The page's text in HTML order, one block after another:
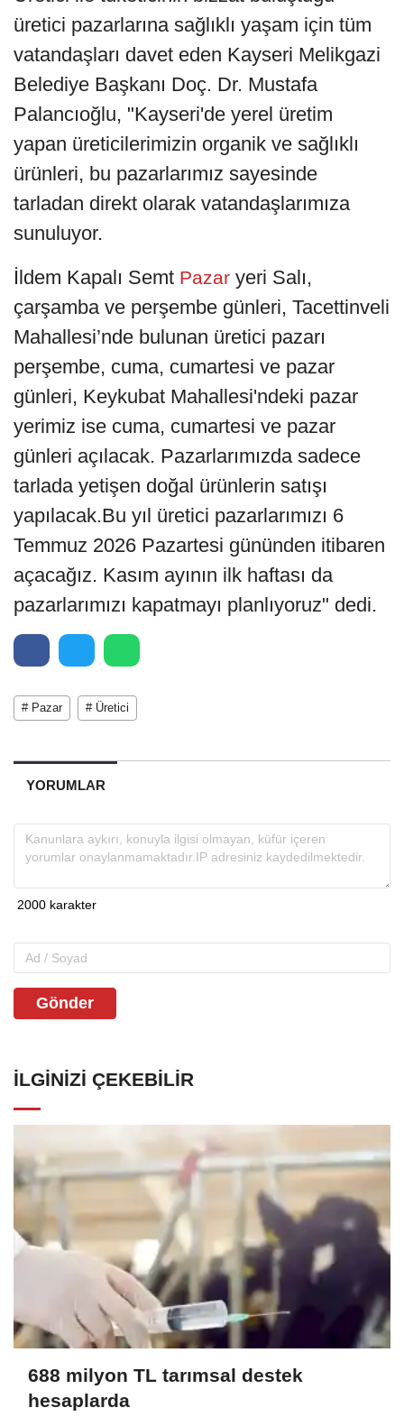
üretici pazarlarına sağlıklı yaşam için tüm
vatandaşları davet eden Kayseri Melikgazi
Belediye Başkanı Doç. Dr. Mustafa
Palancıoğlu, "Kayseri'de yerel üretim
yapan üreticilerimizin organik ve sağlıklı
ürünleri, bu pazarlarımız sayesinde
tarladan direkt olarak vatandaşlarımıza
sunuluyor.
İldem Kapalı Semt Pazar yeri Salı,
çarşamba ve perşembe günleri, Tacettinveli
Mahallesi’nde bulunan üretici pazarı
perşembe, cuma, cumartesi ve pazar
günleri, Keykubat Mahallesi'ndeki pazar
yerimiz ise cuma, cumartesi ve pazar
günleri açılacak. Pazarlarımızda sadece
tarlada yetişen doğal ürünlerin satışı
yapılacak.Bu yıl üretici pazarlarımızı 6
Temmuz 2026 Pazartesi gününden itibaren
açacağız. Kasım ayının ilk haftası da
pazarlarımızı kapatmayı planlıyoruz" dedi.
# Pazar # Üretici
YORUMLAR
Gönder
İLGINIZI ÇEKEBILIR
688 milyon TL tarımsal destek
hesaplarda